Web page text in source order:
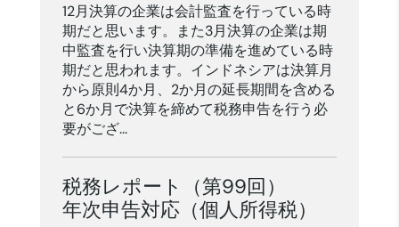
12月決算の企業は会計監査を行っている時
期だと思います。また3月決算の企業は期
中監査を行い決算期の準備を進めている時
期だと思われます。インドネシアは決算月
から原則4か月、2か月の延長期間を含める
と6か月で決算を締めて税務申告を行う必
要がござ...
税務レポート（第99回）
年次申告対応（個人所得税）